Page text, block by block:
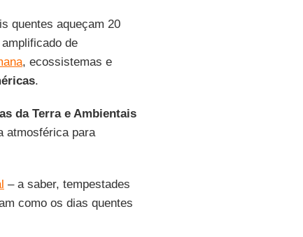
quentes aqueçam 20
de
, ecossistemas e
.
da Terra e Ambientais
atmosférica para
– a saber, tempestades
como os dias quentes